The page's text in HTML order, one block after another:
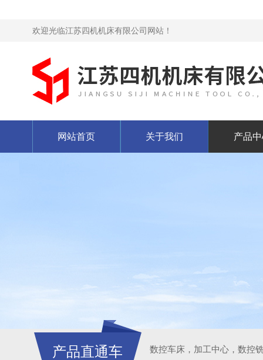
欢迎光临江苏四机机床有限公司网站！
网站首页 关于我们 产品
产品直通车